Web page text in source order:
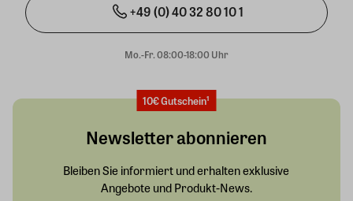
+49 (0) 40 32 80 10 1
Mo.-Fr. 08:00-18:00 Uhr
10€ Gutschein¹
Newsletter abonnieren
Bleiben Sie informiert und erhalten exklusive
Angebote und Produkt-News.